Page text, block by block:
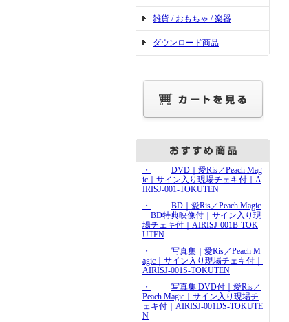
雑貨 / おもちゃ / 楽器
ダウンロード商品
・
DVD｜愛Ris／Peach Mag
ic｜サイン入り現場チェキ付｜A
IRISJ-001-TOKUTEN
・
BD｜愛Ris／Peach Magic
BD特典映像付｜サイン入り現
場チェキ付｜AIRISJ-001B-TOK
UTEN
・
写真集｜愛Ris／Peach M
agic｜サイン入り現場チェキ付｜
AIRISJ-001S-TOKUTEN
・
写真集 DVD付｜愛Ris／
Peach Magic｜サイン入り現場チ
ェキ付｜AIRISJ-001DS-TOKUTE
N